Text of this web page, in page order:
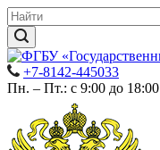
+7-8142-445033
Пн. – Пт.: с 9:00 до 18:00